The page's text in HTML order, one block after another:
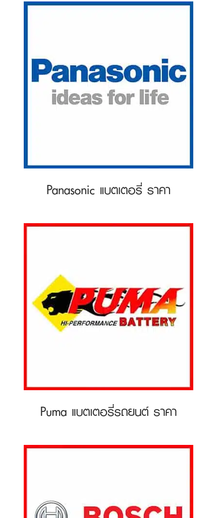
Panasonic แบตเตอรี่ ราคา
Puma แบตเตอรี่รถยนต์ ราคา